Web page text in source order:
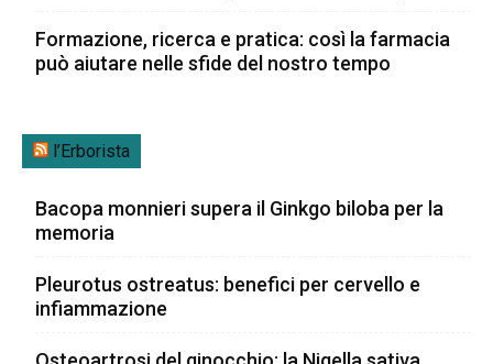
Formazione, ricerca e pratica: così la farmacia
può aiutare nelle sfide del nostro tempo
l’Erborista
Bacopa monnieri supera il Ginkgo biloba per la
memoria
Pleurotus ostreatus: benefici per cervello e
infiammazione